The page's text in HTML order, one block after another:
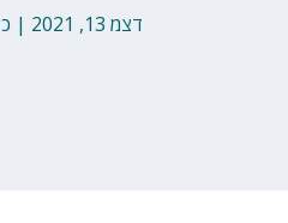
דצמ 13, 2021 |